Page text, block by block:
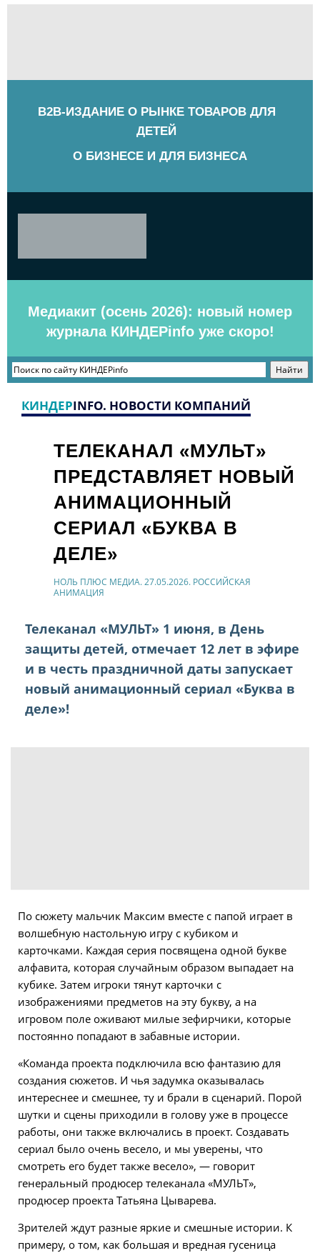
B2B-ИЗДАНИЕ О РЫНКЕ ТОВАРОВ ДЛЯ
ДЕТЕЙ
О БИЗНЕСЕ И ДЛЯ БИЗНЕСА
Медиакит (осень 2026): новый номер
журнала КИНДЕРinfo уже скоро!
КИНДЕРINFO. НОВОСТИ КОМПАНИЙ
ТЕЛЕКАНАЛ «МУЛЬТ»
ПРЕДСТАВЛЯЕТ НОВЫЙ
АНИМАЦИОННЫЙ
СЕРИАЛ «БУКВА В
ДЕЛЕ»
НОЛЬ ПЛЮС МЕДИА. 27.05.2026. РОССИЙСКАЯ
АНИМАЦИЯ
Телеканал «МУЛЬТ» 1 июня, в День
защиты детей, отмечает 12 лет в эфире
и в честь праздничной даты запускает
новый анимационный сериал «Буква в
деле»!
По сюжету мальчик Максим вместе с папой играет в
волшебную настольную игру с кубиком и
карточками. Каждая серия посвящена одной букве
алфавита, которая случайным образом выпадает на
кубике. Затем игроки тянут карточки с
изображениями предметов на эту букву, а на
игровом поле оживают милые зефирчики, которые
постоянно попадают в забавные истории.
«Команда проекта подключила всю фантазию для
создания сюжетов. И чья задумка оказывалась
интереснее и смешнее, ту и брали в сценарий. Порой
шутки и сцены приходили в голову уже в процессе
работы, они также включались в проект. Создавать
сериал было очень весело, и мы уверены, что
смотреть его будет также весело», — говорит
генеральный продюсер телеканала «МУЛЬТ»,
продюсер проекта Татьяна Цыварева.
Зрителей ждут разные яркие и смешные истории. К
примеру, о том, как большая и вредная гусеница